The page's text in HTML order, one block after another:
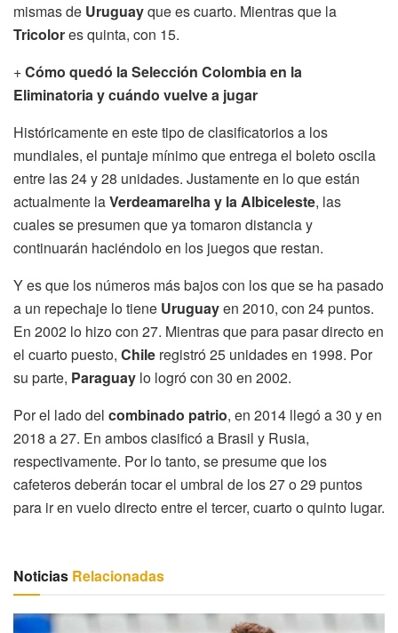
mismas de Uruguayque es cuarto. Mientras que la
Tricolores quinta, con 15.
+Cómo quedó la Selección Colombia en la
Eliminatoria y cuándo vuelve a jugar
Históricamente en este tipo de clasificatorios a los
mundiales, el puntaje mínimo que entrega el boleto oscila
entre las 24 y 28 unidades. Justamente en lo que están
actualmente laVerdeamarelha y la Albiceleste, las
cuales se presumen que ya tomaron distancia y
continuarán haciéndolo en los juegos que restan.
Y es que los números más bajos con los que se ha pasado
a un repechaje lo tiene Uruguayen 2010, con 24 puntos.
En 2002 lo hizo con 27. Mientras que para pasar directo en
el cuarto puesto, Chile registró 25 unidades en 1998. Por
su parte, Paraguay lo logró con 30 en 2002.
Por el lado del combinado patrio, en 2014 llegó a 30 y en
2018 a 27. En ambos clasificó a Brasil y Rusia,
respectivamente. Por lo tanto, se presume que los
cafeteros deberán tocar el umbral de los 27 o 29 puntos
para ir en vuelo directo entre el tercer, cuarto o quinto lugar.
Noticias Relacionadas